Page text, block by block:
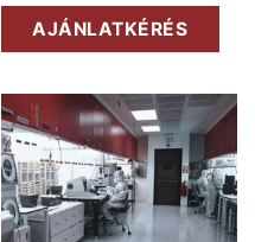
AJÁNLATKÉRÉS